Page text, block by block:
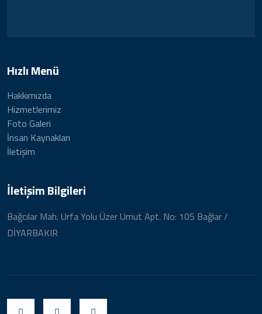
Hızlı Menü
Hakkımızda
Hizmetlerimiz
Foto Galeri
İnsan Kaynakları
İletişim
İletişim Bilgileri
Bağcılar Mah. Urfa Yolu Üzer Umut Apt. No: 105 Bağlar /
DİYARBAKIR